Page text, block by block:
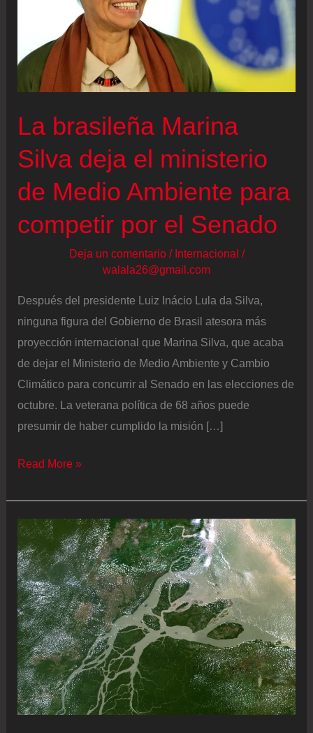
La brasileña Marina
Silva deja el ministerio
de Medio Ambiente para
competir por el Senado
Deja un comentario / Internacional /
walala26@gmail.com
Después del presidente Luiz Inácio Lula da Silva,
ninguna figura del Gobierno de Brasil atesora más
proyección internacional que Marina Silva, que acaba
de dejar el Ministerio de Medio Ambiente y Cambio
Climático para concurrir al Senado en las elecciones de
octubre. La veterana política de 68 años puede
presumir de haber cumplido la misión […]
La
Marina
Silva
deja
el
ministerio
de
Medio
Ambiente
para
competir
por
Read More »